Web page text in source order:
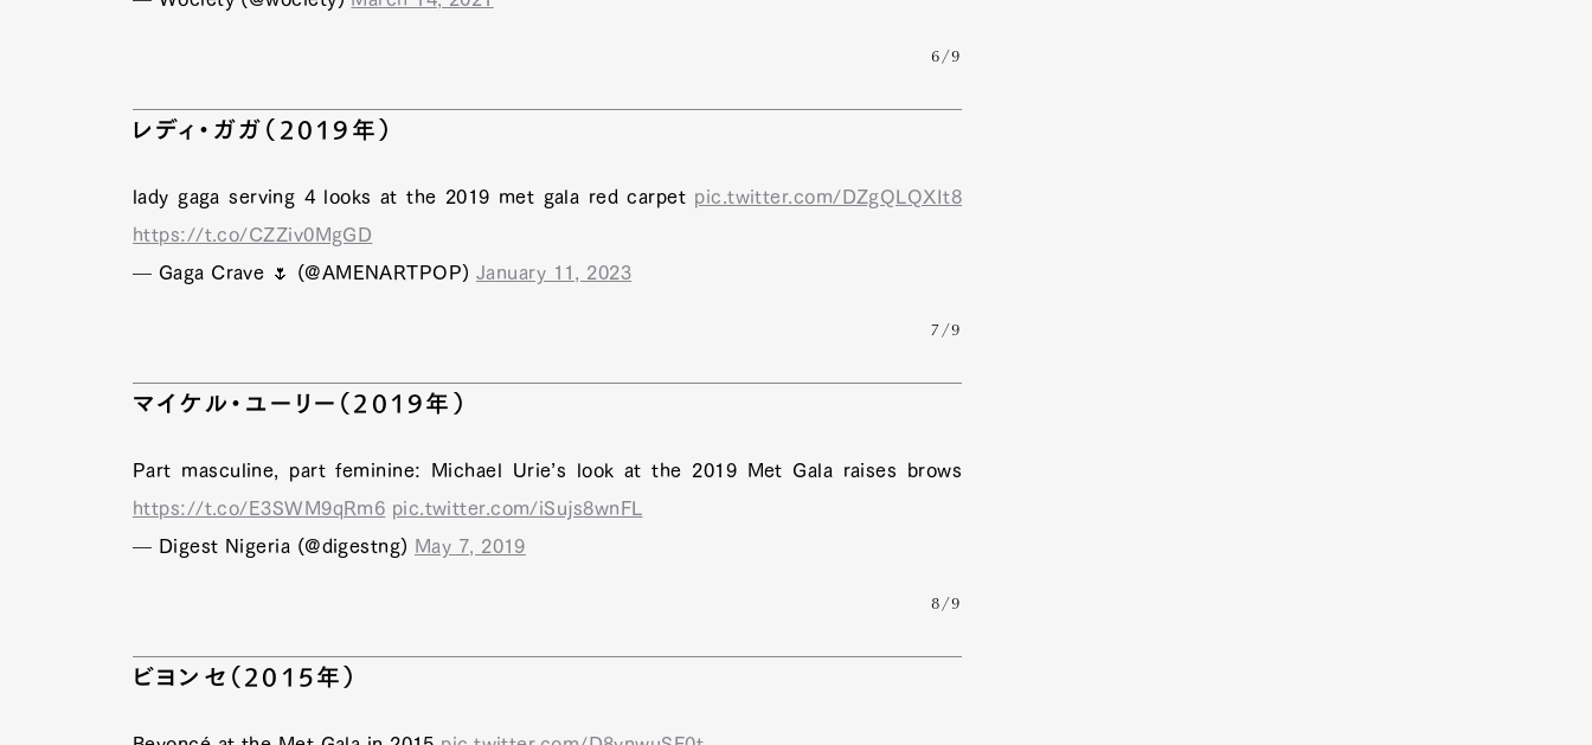
6/9
レディ・ガガ（2019年）
lady gaga serving 4 looks at the 2019 met gala red carpet pic.twitter.com/DZgQLQXIt8
https://t.co/CZZiv0MgGD
— Gaga Crave 🌷 (@AMENARTPOP) January 11, 2023
7/9
マイケル・ユーリー（2019年）
Part masculine, part feminine: Michael Urie’s look at the 2019 Met Gala raises brows
https://t.co/E3SWM9qRm6 pic.twitter.com/iSujs8wnFL
— Digest Nigeria (@digestng) May 7, 2019
8/9
ビヨンセ（2015年）